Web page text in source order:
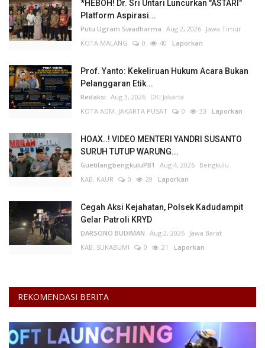
*HEBOH! Dr. Sri Untari Luncurkan "ASTARI"
Platform Aspirasi...
Putu Ugram Swadharma Aug 2, 2026 Jawa Timur
KOTA MALANG
0 40 Laporkan
Prof. Yanto: Kekeliruan Hukum Acara Bukan
Pelanggaran Etik...
Redaksi Aug 3, 2026 DKI Jakarta
KOTA ADM. JAKARTA PUSAT
0 33 Laporkan
HOAX..! VIDEO MENTERI YANDRI SUSANTO
SURUH TUTUP WARUNG...
GuetilangbengkuluPB1 Aug 4, 2026 Bengkulu
KAB. KAUR
0 29 Laporkan
Cegah Aksi Kejahatan, Polsek Kadudampit
Gelar Patroli KRYD
DARSONO BUDIMAN Aug 2, 2026 Jawa Barat
KAB. SUKABUMI
0 21 Laporkan
REKOMENDASI BERITA